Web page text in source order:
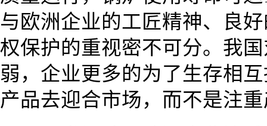
与欧洲企业的工匠精神、良
权保护的重视密不可分。我
弱，企业更多的为了生存相
产品去迎合市场，而不是注